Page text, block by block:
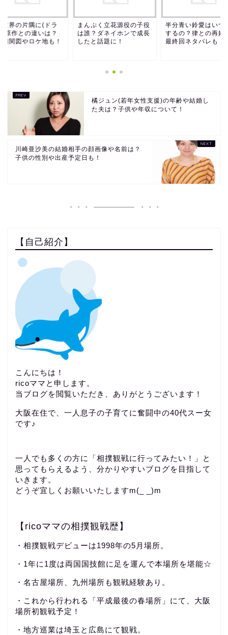
世界の片隅に(ドラ
原作との違いは？
相関図やロケ地も！
まんぷく立花源役の子役
は誰？ダネイホンで成長
したと話題に！
半分青い鈴愛はいつ
するの？律との再婚
最終回ネタバレも！
橘ジュン(若年女性支援)の年齢や結婚し
た夫は？子供や年収について！
川崎亜沙美の結婚相手の顔画像や名前は？
子供の性別や出産予定日も！
【自己紹介】
こんにちは！
ricoママと申します。
当ブログを閲覧いただき、ありがとうございます！
大阪在住で、一人息子の子育てに奮闘中の40代スー女
です♪
一人でも多くの方に「相撲観戦に行ってみたい！」と
思ってもらえるよう、分かりやすいブログを目指して
いきます。
どうぞ宜しくお願いいたしますm(_ _)m
【ricoママの相撲観戦歴】
・相撲観戦デビューは1998年の5月場所。
・1年に1度は両国国技館に足を運んで本場所を堪能☆
・名古屋場所、九州場所も観戦経験あり。
・これから行われる「平成最後の春場所」にて、大阪
場所初観戦予定！
・地方巡業は埼玉と広島にて観戦。